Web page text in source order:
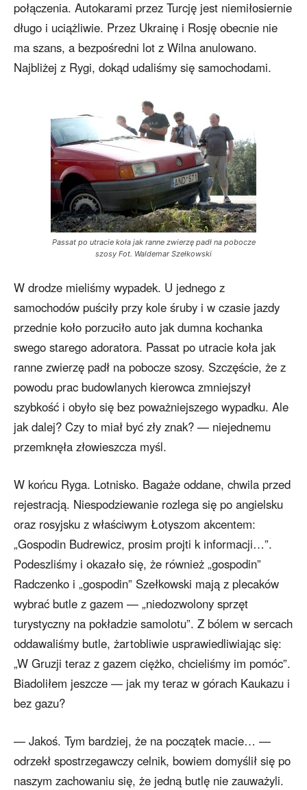
połączenia. Autokarami przez Turcję jest niemiłosiernie
długo i uciążliwie. Przez Ukrainę i Rosję obecnie nie
ma szans, a bezpośredni lot z Wilna anulowano.
Najbliżej z Rygi, dokąd udaliśmy się samochodami.
Passat po utracie koła jak ranne zwierzę padł na pobocze
szosy Fot. Waldemar Szełkowski
W drodze mieliśmy wypadek. U jednego z
samochodów puściły przy kole śruby i w czasie jazdy
przednie koło porzuciło auto jak dumna kochanka
swego starego adoratora. Passat po utracie koła jak
ranne zwierzę padł na pobocze szosy. Szczęście, że z
powodu prac budowlanych kierowca zmniejszył
szybkość i obyło się bez poważniejszego wypadku. Ale
jak dalej? Czy to miał być zły znak? — niejednemu
przemknęła złowieszcza myśl.
W końcu Ryga. Lotnisko. Bagaże oddane, chwila przed
rejestracją. Niespodziewanie rozlega się po angielsku
oraz rosyjsku z właściwym Łotyszom akcentem:
„Gospodin Budrewicz, prosim projti k informacji…”.
Podeszliśmy i okazało się, że również „gospodin”
Radczenko i „gospodin” Szełkowski mają z plecaków
wybrać butle z gazem — „niedozwolony sprzęt
turystyczny na pokładzie samolotu”. Z bólem w sercach
oddawaliśmy butle, żartobliwie usprawiedliwiając się:
„W Gruzji teraz z gazem ciężko, chcieliśmy im pomóc”.
Biadoliłem jeszcze — jak my teraz w górach Kaukazu i
bez gazu?
— Jakoś. Tym bardziej, że na początek macie… —
odrzekł spostrzegawczy celnik, bowiem domyślił się po
naszym zachowaniu się, że jedną butlę nie zauważyli.